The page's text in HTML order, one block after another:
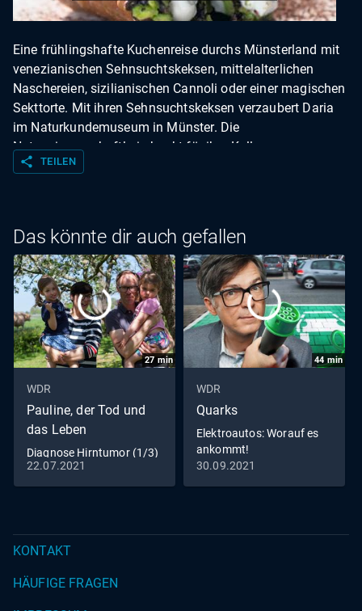
Eine frühlingshafte Kuchenreise durchs Münsterland mit
venezianischen Sehnsuchtskeksen, mittelalterlichen
Naschereien, sizilianischen Cannoli oder einer magischen
Sekttorte. Mit ihren Sehnsuchtskeksen verzaubert Daria
im Naturkundemuseum in Münster. Die
Naturwissenschaftlerin backt für ihre Kollegen
venezianische Kindheitserinnerungen. Viel weiter zurück
aus Steinfurt schwärmt derweil von sizilianischen
Cannoli. Und in der Sekttorte von Zauberkünstler Stephan
aus Münster steckt eh eine ganz eigene Magie.
share TEILEN
Das könnte dir auch gefallen
27 min
WDR
Pauline, der Tod und
das Leben
Diagnose Hirntumor (1/3)
22.07.2021
44 min
WDR
Quarks
Elektroautos: Worauf es
ankommt!
30.09.2021
KONTAKT
HÄUFIGE FRAGEN